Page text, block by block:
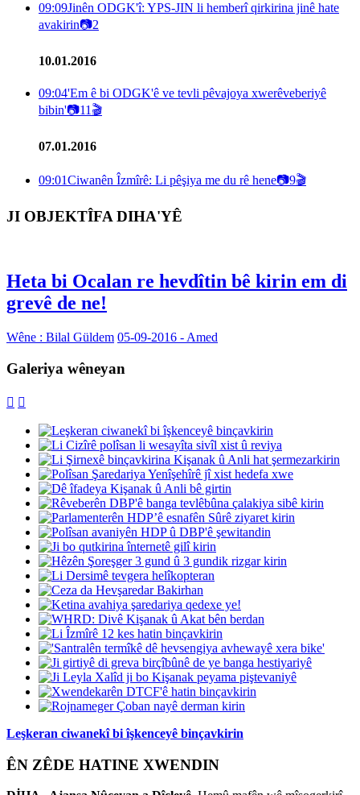
09:09Jinên ODGK'î: YPS-JIN li hemberî qirkirina jinê hate
avakirin📷2
10.01.2016
09:04'Em ê bi ODGK'ê ve tevli pêvajoya xwerêveberiyê
bibin'📷11 🎬
07.01.2016
09:01Ciwanên Îzmîrê: Li pêşiya me du rê hene📷9🎬
JI OBJEKTÎFA DIHA'YÊ
Heta bi Ocalan re hevdîtin bê kirin em di
grevê de ne!
Wêne : Bilal Güldem 05-09-2016 - Amed
Galeriya wêneyan
 
Leşkeran ciwanekî bi îşkenceyê binçavkirin
ÊN ZÊDE HATINE XWENDIN